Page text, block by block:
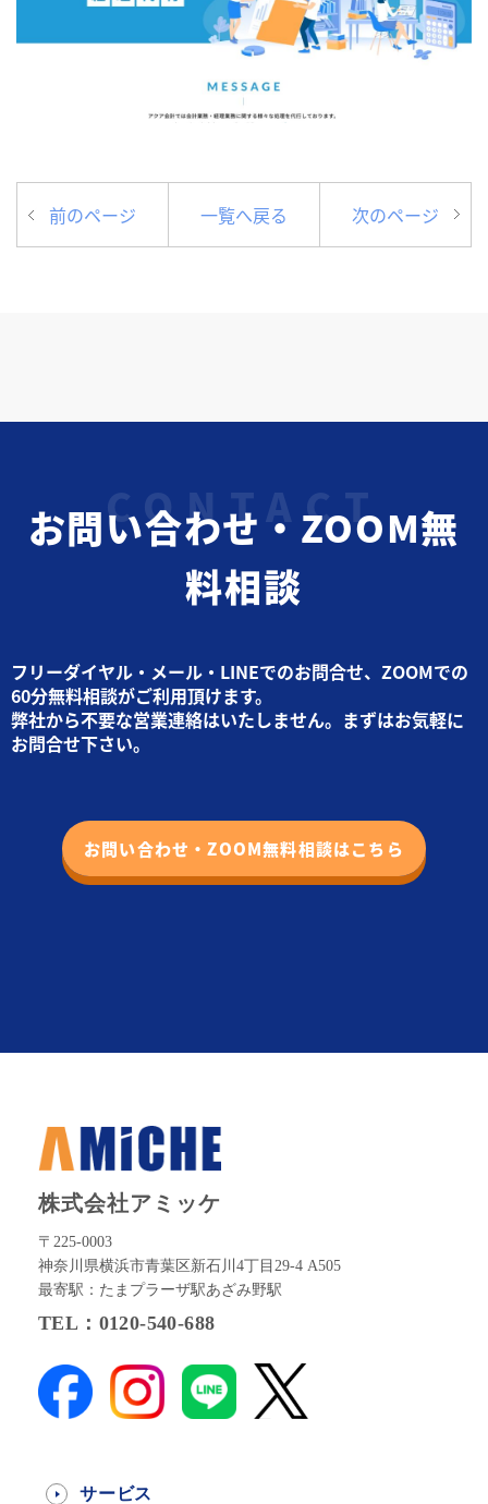
前のページ 一覧へ戻る 次のページ
お問い合わせ・ZOOM無
料相談
フリーダイヤル・メール・LINEでのお問合せ、ZOOMでの
60分無料相談がご利用頂けます。
弊社から不要な営業連絡はいたしません。まずはお気軽に
お問合せ下さい。
お問い合わせ・ZOOM無料相談はこちら
株式会社アミッケ
〒225-0003
神奈川県横浜市青葉区新石川4丁目29-4 A505
最寄駅：たまプラーザ駅あざみ野駅
TEL：0120-540-688
サービス